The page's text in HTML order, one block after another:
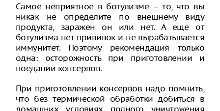
Самое неприятное в ботулизме – то, что вы
никак не определите по внешнему виду
продукта, заражен он или нет. А еще от
ботулизма нет прививок и не вырабатывается
иммунитет. Поэтому рекомендация только
одна: осторожность при приготовлении и
поедании консервов.
При приготовлении консервов надо помнить,
что без термической обработки добиться в